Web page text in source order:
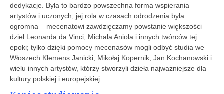
dedykacje. Była to bardzo powszechna forma wspierania
artystów i uczonych, jej rola w czasach odrodzenia była
ogromna – mecenatowi zawdzięczamy powstanie większości
dzieł Leonarda da Vinci, Michała Anioła i innych twórców tej
epoki; tylko dzięki pomocy mecenasów mogli odbyć studia we
Włoszech Klemens Janicki, Mikołaj Kopernik, Jan Kochanowski i
wielu innych artystów, którzy stworzyli dzieła najważniejsze dla
kultury polskiej i europejskiej.